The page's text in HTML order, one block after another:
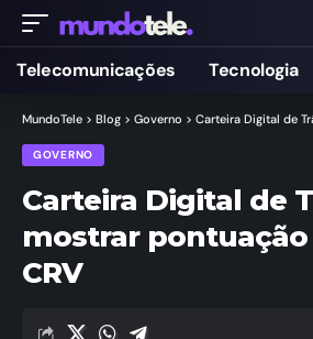
Telecomunicações Tecnologia
MundoTele > Blog > Governo > Carteira Digital de Trânsito
GOVERNO
Carteira Digital de
mostrar
CRV